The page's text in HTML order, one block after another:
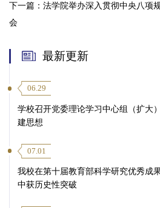
下一篇： 法学院举办深入贯彻中央八项
会
最新更新
06.29
学校召开党委理论学习中心组（扩大
建思想
07.01
我校在第十届教育部科学研究优秀成
中获历史性突破